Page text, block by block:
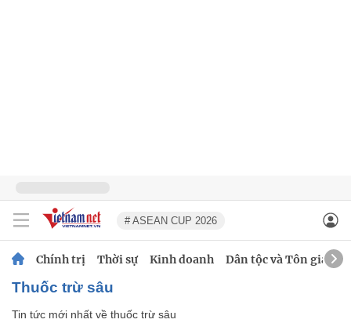
# ASEAN CUP 2026
Chính trị Thời sự Kinh doanh Dân tộc và Tôn giáo
thuốc trừ sâu
Tin tức mới nhất về thuốc trừ sâu